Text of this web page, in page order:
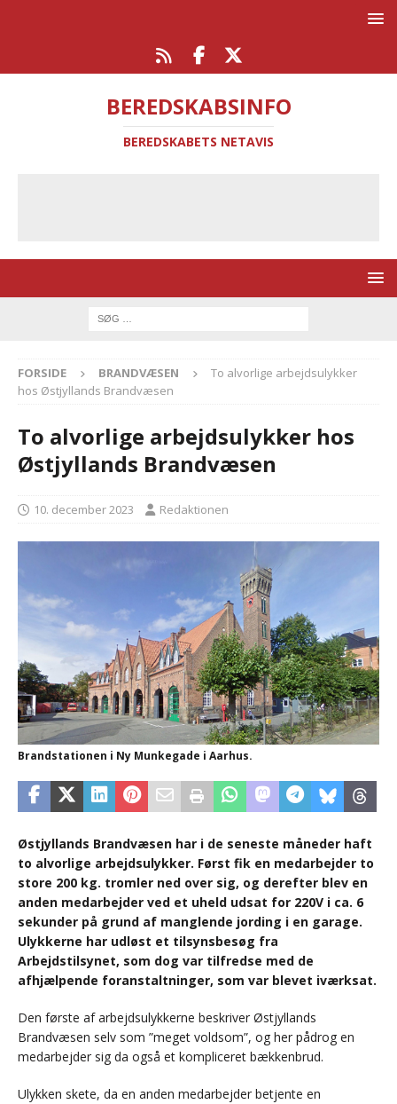
BEREDSKABSINFO
BEREDSKABETS NETAVIS
FORSIDE BRANDVÆSEN
To alvorlige arbejdsulykker
hos Østjyllands Brandvæsen
To alvorlige arbejdsulykker hos
Østjyllands Brandvæsen
10. december 2023 Redaktionen
Brandstationen i Ny Munkegade i Aarhus.
Østjyllands Brandvæsen har i de seneste måneder haft
to alvorlige arbejdsulykker. Først fik en medarbejder to
store 200 kg. tromler ned over sig, og derefter blev en
anden medarbejder ved et uheld udsat for 220V i ca. 6
sekunder på grund af manglende jording i en garage.
Ulykkerne har udløst et tilsynsbesøg fra
Arbejdstilsynet, som dog var tilfredse med de
afhjælpende foranstaltninger, som var blevet iværksat.
Den første af arbejdsulykkerne beskriver Østjyllands
Brandvæsen selv som ”meget voldsom”, og her pådrog en
medarbejder sig da også et kompliceret bækkenbrud.
Ulykken skete, da en anden medarbejder betjente en